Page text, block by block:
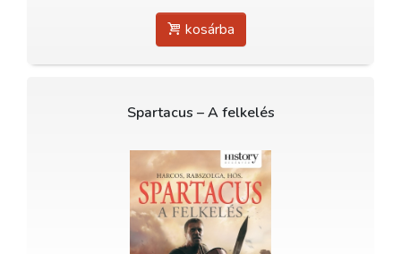
kosárba
Spartacus – A felkelés